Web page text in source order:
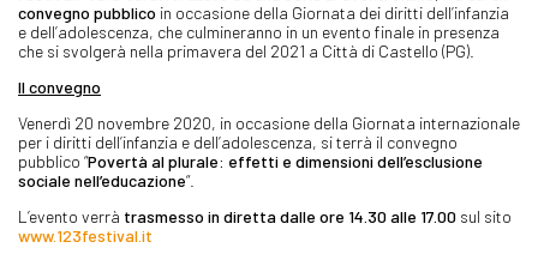
convegno pubblico in occasione della Giornata dei diritti dell’infanzia
e dell’adolescenza, che culmineranno in un evento finale in presenza
che si svolgerà nella primavera del 2021 a Città di Castello (PG).
Il convegno
Venerdì 20 novembre 2020, in occasione della Giornata internazionale
per i diritti dell’infanzia e dell’adolescenza, si terrà il convegno
pubblico “Povertà al plurale: effetti e dimensioni dell’esclusione
sociale nell’educazione“.
L’evento verrà trasmesso in diretta dalle ore 14.30 alle 17.00 sul sito
www.123festival.it